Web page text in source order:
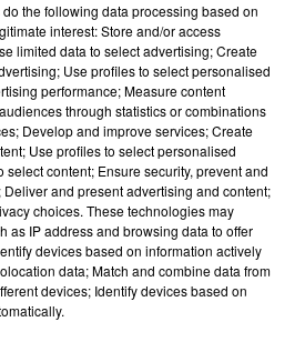
dans sa bataille...
vitres tombent de la tour
: des désaccords
en Gironde : encore
semaines avant
do the following data processing based on
interest: Store and/or access
limited data to select advertising; Create
Use profiles to select personalised
performance; Measure content
through statistics or combinations
Develop and improve services; Create
Use profiles to select personalised
select content; Ensure security, prevent and
and present advertising and content;
choices. These technologies may
as IP address and browsing data to offer
devices based on information actively
data; Match and combine data from
devices; Identify devices based on